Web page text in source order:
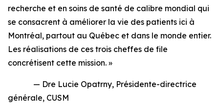
recherche et en soins de santé de calibre mondial qui
se consacrent à améliorer la vie des patients ici à
Montréal, partout au Québec et dans le monde entier.
Les réalisations de ces trois cheffes de file
concrétisent cette mission. »
— Dre Lucie Opatrny, Présidente-directrice
générale, CUSM